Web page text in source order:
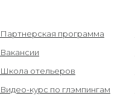
Партнерская программа
Вакансии
Школа отельеров
Видео-курс по глэмпингам